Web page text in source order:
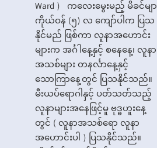
Ward ) ကလေးမွေးမည့် မိခင်မျာ
ကိုယ်ဝန် (၅) လ ကျော်ပါက ပြသ
နိုင်မည် ဖြစ်ကာ လူနာအဟောင်း
များက အင်္ဂါနေ့နှင့် စနေနေ့၊ လူနာ
အသစ်များ တနင်္လာနေ့နှင့်
သောကြာနေ့တွင် ပြသနိုင်သည်။
မီးယပ်ရောဂါနှင့် ပတ်သတ်သည့်
လူနာများအနေဖြင့်မူ ဗုဒ္ဓဟူးနေ့
တွင် ( လူနာအသစ်ရော လူနာ
အဟောင်းပါ ) ပြသနိုင်သည်။